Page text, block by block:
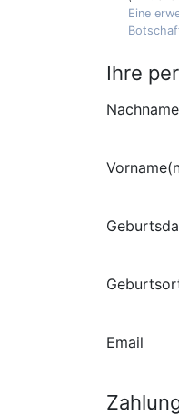
Eine
Ihre
Nachname
Email